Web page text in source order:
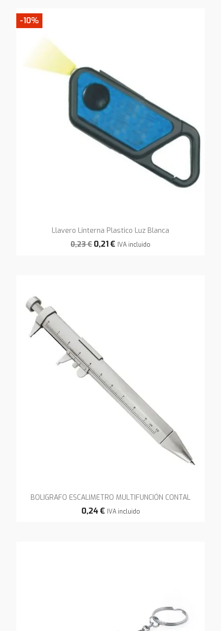
Llavero Linterna Plastico Luz Blanca
0,23 € 0,21 € IVA incluido
-10%
BOLIGRAFO ESCALIMETRO MULTIFUNCIÓN CONTAL
0,24 € IVA incluido